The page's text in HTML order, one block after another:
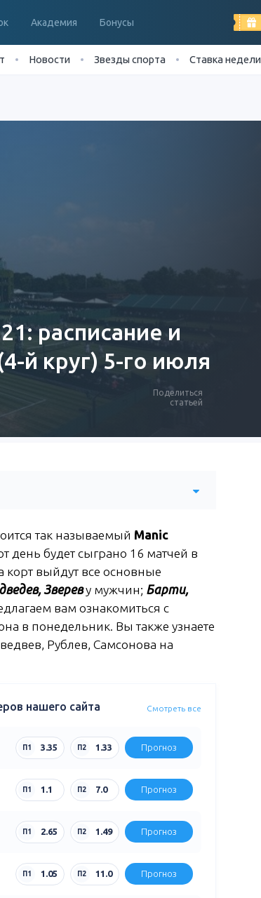
Академия Бонусы
Новости Звезды спорта Ставка недели
расписание и
й круг) 5-го июля
Поделиться
статьей
так называемый Manic
день будет сыграно 16 матчей в
выйдут все основные
Звереву мужчин; Барти,
вам ознакомиться с
в понедельник. Вы также узнаете
Рублев, Самсонова на
нашего сайта Смотреть все
П1 3.35 П2 1.33 Прогноз
П1 1.1 П2 7.0 Прогноз
П1 2.65 П2 1.49 Прогноз
П1 1.05 П2 11.0 Прогноз